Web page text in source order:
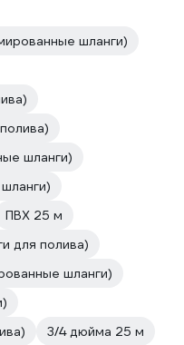
шланги)
шланги)
ПВХ 25 м
для полива)
шланги)
3/4 дюйма 25 м